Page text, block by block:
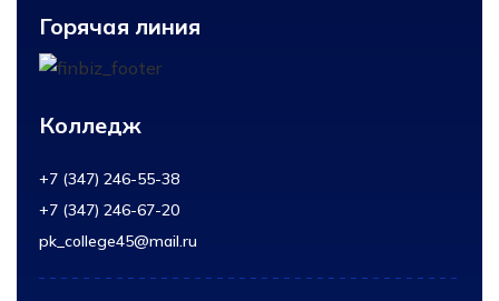
Горячая линия
Колледж
+7 (347) 246-55-38
+7 (347) 246-67-20
pk_college45@mail.ru